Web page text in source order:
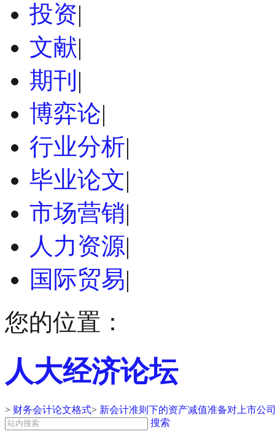
投资|
文献|
期刊 |
博弈论|
行业分析|
毕业论文|
市场营销|
人力资源|
国际贸易|
您的位置：
人大经济论坛
> 财务会计论文格式> 新会计准则下的资产减值准备对上市公
搜索